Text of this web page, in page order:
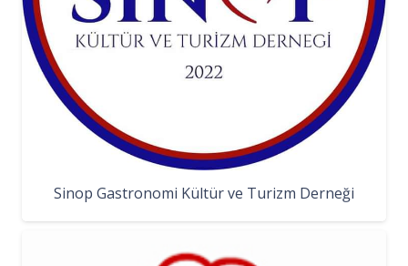
Sinop Gastronomi Kültür ve Turizm Derneği